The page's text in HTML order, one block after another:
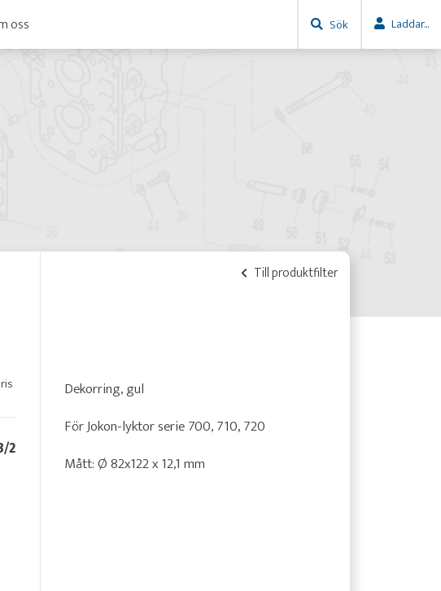
oss Sök Laddar...
Till produktfilter
2
Dekorring, gul
För Jokon-lyktor serie 700, 710, 720
Mått: Ø 82x122 x 12,1 mm